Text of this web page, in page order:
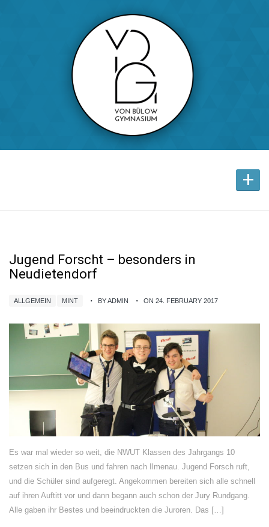
+
Jugend Forscht – besonders in
Neudietendorf
ALLGEMEIN MINT BY ADMIN ON 24. FEBRUARY 2017
Es war mal wieder so weit, die NWUT Klassen des Jahrgangs 10
setzen sich in den Bus und fahren nach Ilmenau. Jugend Forsch ruft,
und die Schüler sind aufgeregt. Angekommen bereiten sich alle schnell
auf ihren Auftitt vor und dann begann auch schon der Jury Rundgang.
Alle gaben ihr Bestes und beeindruckten die Juroren. Das […]